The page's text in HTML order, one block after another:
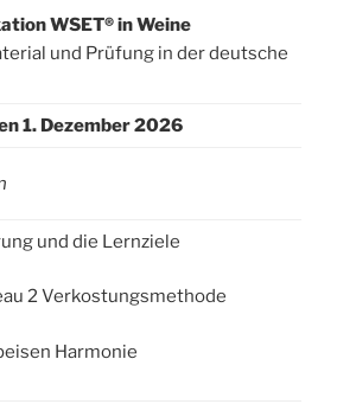
:
WSET® in Weine
und Prüfung in der deutsche
1. Dezember 2026
und die Lernziele
2 Verkostungsmethode
Harmonie